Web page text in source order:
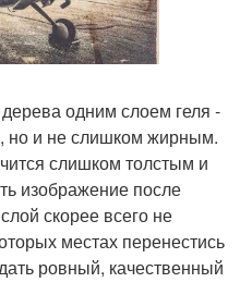
одним слоем геля -
но и не слишком жирным.
слишком толстым и
изображение после
скорее всего не
местах перенестись
ровный, качественный